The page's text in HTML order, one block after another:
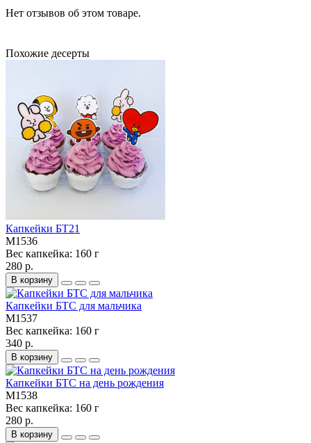
Нет отзывов об этом товаре.
Похожие десерты
Капкейки БТ21
M1536
Вес капкейка: 160 г
280 р.
В корзину
Капкейки БТС для мальчика
M1537
Вес капкейка: 160 г
340 р.
В корзину
Капкейки БТС на день рождения
M1538
Вес капкейка: 160 г
280 р.
В корзину